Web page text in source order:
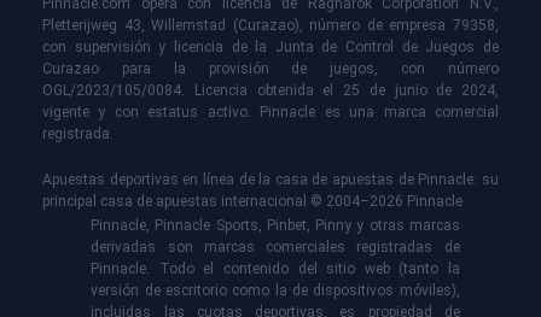
Pinnacle.com opera con licencia de Ragnarok Corporation N.V.,
Pletterijweg 43, Willemstad (Curazao), número de empresa 79358,
con supervisión y licencia de la Junta de Control de Juegos de
Curazao para la provisión de juegos, con número
OGL/2023/105/0084. Licencia obtenida el 25 de junio de 2024,
vigente y con estatus activo. Pinnacle es una marca comercial
registrada.
Apuestas deportivas en línea de la casa de apuestas de Pinnacle: su
principal casa de apuestas internacional © 2004–2026 Pinnacle
Pinnacle, Pinnacle Sports, Pinbet, Pinny y otras marcas
derivadas son marcas comerciales registradas de
Pinnacle. Todo el contenido del sitio web (tanto la
versión de escritorio como la de dispositivos móviles),
incluidas las cuotas deportivas, es propiedad de